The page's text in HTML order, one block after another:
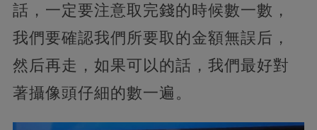
話，一定要注意取完錢的時候數一數，
我們要確認我們所要取的金額無誤后，
然后再走，如果可以的話，我們最好對
著攝像頭仔細的數一遍。